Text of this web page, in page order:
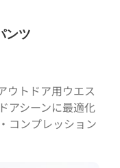
ンツ
ウトドア用ウエス
アシーンに最適化
コンプレッション